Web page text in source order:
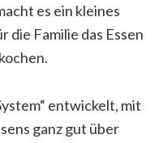
es ein kleines
die Familie das Essen
entwickelt, mit
ganz gut über